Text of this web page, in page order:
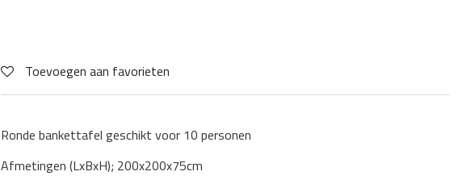
Toevoegen aan favorieten
Ronde bankettafel geschikt voor 10 personen
Afmetingen (LxBxH); 200x200x75cm